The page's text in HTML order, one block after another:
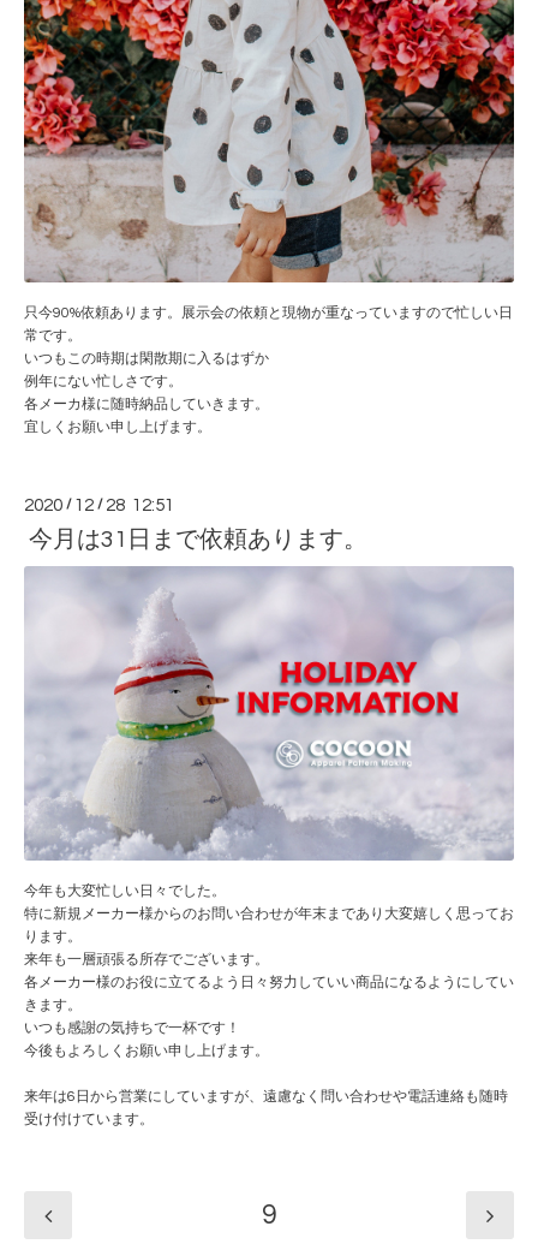
只今90%依頼あります。展示会の依頼と現物が重なっていますので忙しい日
常です。
いつもこの時期は閑散期に入るはずか
例年にない忙しさです。
各メーカ様に随時納品していきます。
宜しくお願い申し上げます。
2020 / 12 / 28 12:51
今月は31日まで依頼あります。
今年も大変忙しい日々でした。
特に新規メーカー様からのお問い合わせが年末まであり大変嬉しく思ってお
ります。
来年も一層頑張る所存でございます。
各メーカー様のお役に立てるよう日々努力していい商品になるようにしてい
きます。
いつも感謝の気持ちで一杯です！
今後もよろしくお願い申し上げます。
来年は6日から営業にしていますが、遠慮なく問い合わせや電話連絡も随時
受け付けています。
9